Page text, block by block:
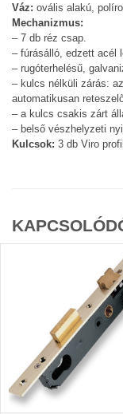
Váz: ovális alakú,
Mechanizmus:
– 7 db réz csap.
– fúrásálló, edzett acél
– rugóterhelésű,
– kulcs nélküli zárás:
automatikusan
– a kulcs csakis zárt
– belső vészhelyzeti
Kulcsok: 3 db Viro